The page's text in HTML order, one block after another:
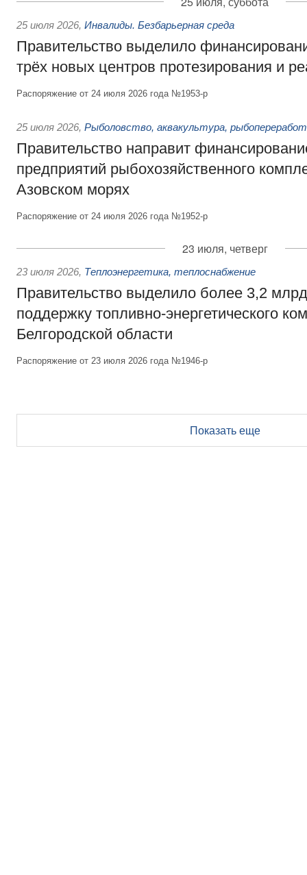
25 июля 2026, Инвалиды. Безбарьерная среда
Правительство выделило
трёх новых центров протезирования и
Распоряжение от 24 июля 2026 года №1953-р
25 июля 2026, Рыболовство, аквакультура,
Правительство направит
предприятий рыбохозяйственного
Азовском морях
Распоряжение от 24 июля 2026 года №1952-р
23 июля, четверг
23 июля 2026, Теплоэнергетика, теплоснабжение
Правительство выделило более 3,2
поддержку топливно-энергетического
Белгородской области
Распоряжение от 23 июля 2026 года №1946-р
Показать еще